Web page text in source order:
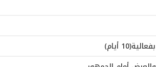
أيام)